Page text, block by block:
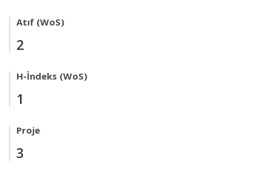
Atıf (WoS)
2
H-İndeks (WoS)
1
Proje
3